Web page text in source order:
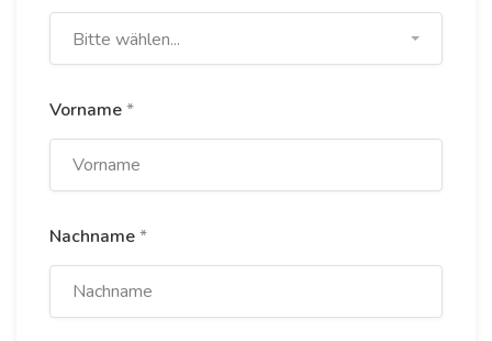
Bitte wählen...
Vorname*
Nachname*